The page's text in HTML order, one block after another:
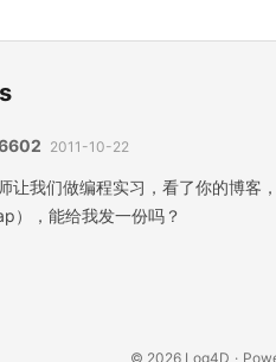
2011-10-22
让我们做编程实习，看了你的博客
），能给我发一份吗？
© 2026 Log4D ·